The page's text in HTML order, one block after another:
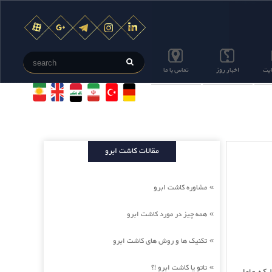
اخبار روز تماس با ما
مقالات کاشت ابرو
» مشاوره کاشت ابرو
» همه چیز در مورد کاشت ابرو
» تکنیک ها و روش های کاشت ابرو
» تاتو یا کاشت ابرو !؟